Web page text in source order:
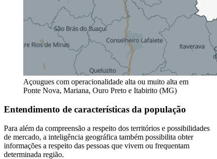
Açougues com operacionalidade alta ou muito alta em
Ponte Nova, Mariana, Ouro Preto e Itabirito (MG)
Entendimento de características da população
Para além da compreensão a respeito dos territórios e possibilidades
de mercado, a inteligência geográfica também possibilita obter
informações a respeito das pessoas que vivem ou frequentam
determinada região.